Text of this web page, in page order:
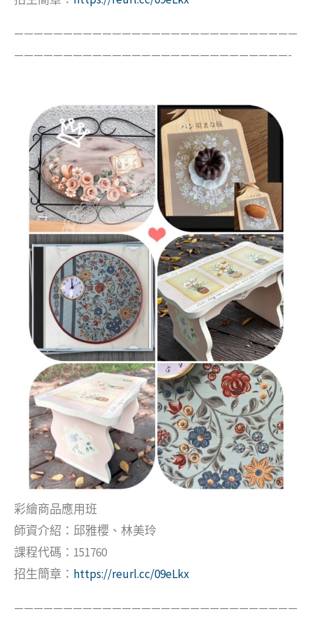
—————————————————————————————
————————————————————————————-
彩繪商品應用班
師資介紹：邱雅櫻、林美玲
課程代碼：151760
招生簡章： https://reurl.cc/09eLkx
—————————————————————————————